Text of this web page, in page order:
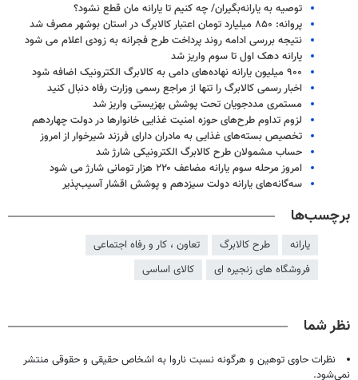
توصیه به یارانه‌بگیران/ چه کنیم تا یارانه مان قطع نشود؟
پروانه: ۸۵۰ میلیارد تومان اعتبار کالابرگ در استان بوشهر مصرف شد
نتیجه بررسی ادامه روند پرداخت طرح فجرانه به زودی اعلام می شود
یارانه دهک اول تا سوم واریز شد
۹۰۰ میلیون یارانه نهاده‌های دامی به کالابرگ الکترونیک اضافه شود
اخبار رسمی کالابرگ را تنها از مراجع رسمی وزارت رفاه دنبال کنید
مستمری مددجویان تحت پوشش بهزیستی واریز شد
لزوم تداوم طرح‌های حوزه امنیت غذایی خانوارها در دولت چهاردهم
تخصیص بسته‌های غذایی به مادران دارای فرزند شیرخوار از امروز
حساب مشمولان طرح کالابرگ الکترونیکی شارژ شد
امروز مرحله سوم یارانه مضاعف ۲۲۰ هزار تومانی شارژ می شود
سه‌گانه‌های یارانه دولت سیزدهم و پوشش اقشار آسیب‌پذیر
برچسب‌ها
یارانه طرح کالابرگ
تعاون ، کار و رفاه اجتماعی
فروشگاه های زنجیره ای
کالای اساسی
نظر شما
نظرات حاوی توهین و هرگونه نسبت ناروا به اشخاص حقیقی و حقوقی منتشر
نمی‌شود.